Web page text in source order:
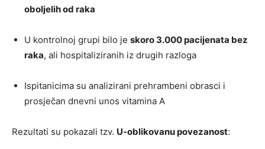
oboljelih od raka
U kontrolnoj grupi bilo je skoro 3.000 pacijenata bez
raka, ali hospitaliziranih iz drugih razloga
Ispitanicima su analizirani prehrambeni obrasci i
prosječan dnevni unos vitamina A
Rezultati su pokazali tzv. U-oblikovanu povezanost: